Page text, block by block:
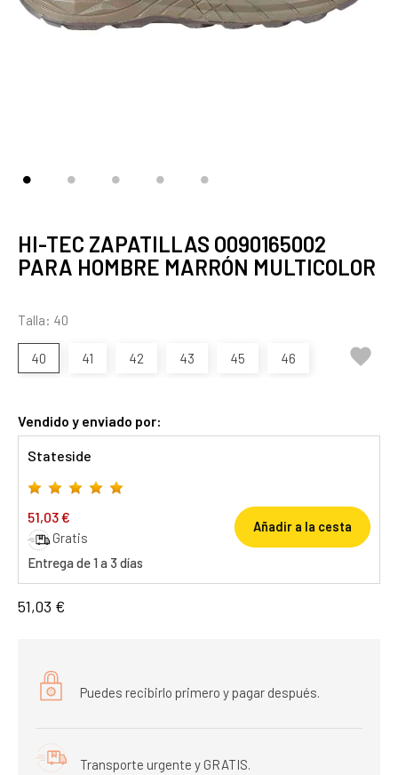
HI-TEC ZAPATILLAS O090165002
PARA HOMBRE MARRÓN MULTICOLOR
Talla: 40
40 41 42 43 45 46 
Vendido y enviado por:
Stateside
51,03 €
Gratis
Entrega de 1 a 3 días
Añadir a la cesta
51,03 €
Puedes recibirlo primero y pagar después.
Transporte urgente y GRATIS.